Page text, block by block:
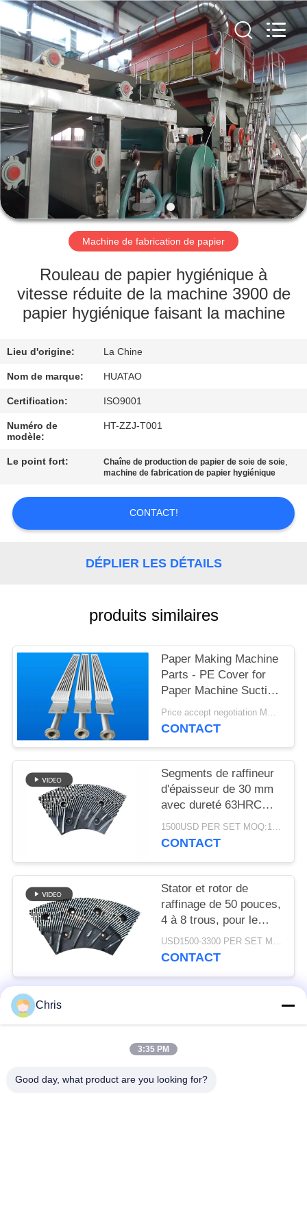
MAISON
PRODUITS
AU
SUJET
DE
NOUS
VISITE
D'USINE
DE
QUALITÉ
CONTACTEZ-
NOUS
DEMANDEZ
DU
PRIVACY
POLICY
HUATAO
LTD.
All
Rights
Reserved.
Machine de fabrication de papier
Rouleau de papier hygiénique à
vitesse réduite de la machine 3900 de
papier hygiénique faisant la machine
Lieu d'origine: La Chine
Nom de marque: HUATAO
Certification: ISO9001
Numéro de
modèle:
HT-ZZJ-T001
Le point fort: Chaîne de production de papier de soie de soie,
machine de fabrication de papier hygiénique
CONTACT!
DÉPLIER LES DÉTAILS
produits similaires
Paper Making Machine
Parts - PE Cover for
Paper Machine Suction
Box
Price accept negotiation MOQ:1 jeu
CONTACT
Segments de raffineur
d'épaisseur de 30 mm
avec dureté 63HRC
pour défibrateur de
raffineur MDF/HDF
1500USD PER SET MOQ:1 ensemble
CONTACT
Stator et rotor de
raffinage de 50 pouces,
4 à 8 trous, pour le
raffinage des fibres
MDF et une capacité
USD1500-3300 PER SET MOQ:1 série
CONTACT
Catégories populaires
Chris
3:35 PM
Good day, what product are you looking for?